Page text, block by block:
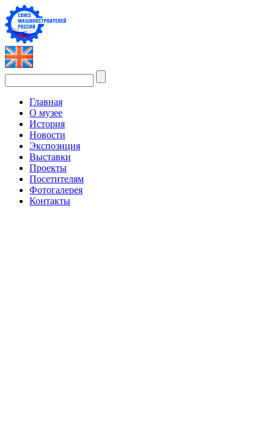
Главная
О музее
История
Новости
Экспозиция
Выставки
Проекты
Посетителям
Фотогалерея
Контакты